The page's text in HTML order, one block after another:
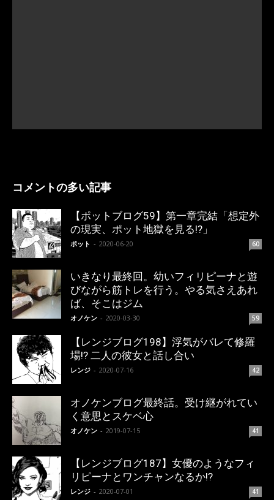
コメントの多い記事
【ポットブログ59】第一章完結「想定外
の現実、ポット地獄を見る!?」
ポット - 2020-06-20 60
いきなり最終回。幼いフィリピーナと遊
びながら筋トレを行う。やる気さえあれ
ば、そこはジム
オノケン - 2020-03-30 59
【レンジブログ198】浮気がバレて修羅
場!? 二人の彼女と話し合い
レンジ - 2020-07-16 42
オノケンブログ最終話。受け継がれてい
く意思とスケベ心
オノケン - 2019-07-15 41
【レンジブログ187】女優のようなフィ
リピーナとワンチャンなるか!?
レンジ - 2020-07-01 41